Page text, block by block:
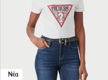
Νέα